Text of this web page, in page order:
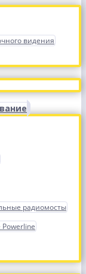
видения
радиомосты